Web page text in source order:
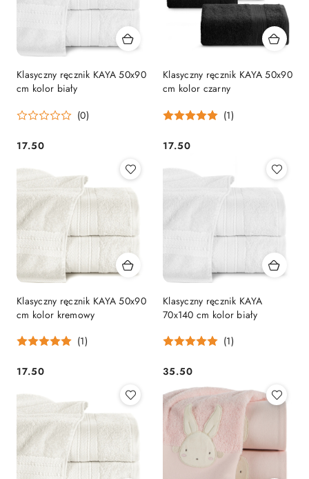
Klasyczny ręcznik KAYA 50x90
cm kolor biały
(0)
Cena:
17.50
Klasyczny ręcznik KAYA 50x90
cm kolor czarny
(1)
Cena:
17.50
Klasyczny ręcznik KAYA 50x90
cm kolor kremowy
(1)
Cena:
17.50
Klasyczny ręcznik KAYA
70x140 cm kolor biały
(1)
Cena:
35.50